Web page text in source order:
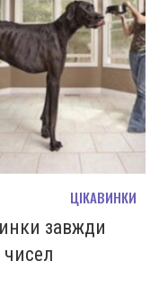
ЦІКАВИНКИ
завжди
чисел